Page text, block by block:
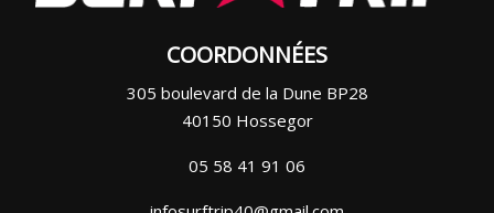
COORDONNÉES
305 boulevard de la Dune BP28
40150 Hossegor
05 58 41 91 06